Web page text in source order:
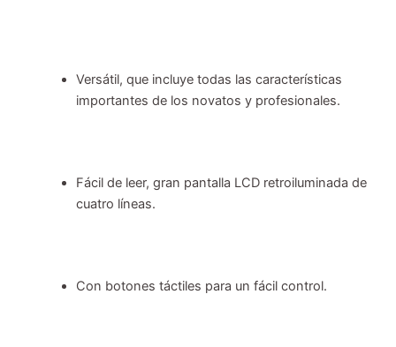
Versátil, que incluye todas las características
importantes de los novatos y profesionales.
Fácil de leer, gran pantalla LCD retroiluminada de
cuatro líneas.
Con botones táctiles para un fácil control.